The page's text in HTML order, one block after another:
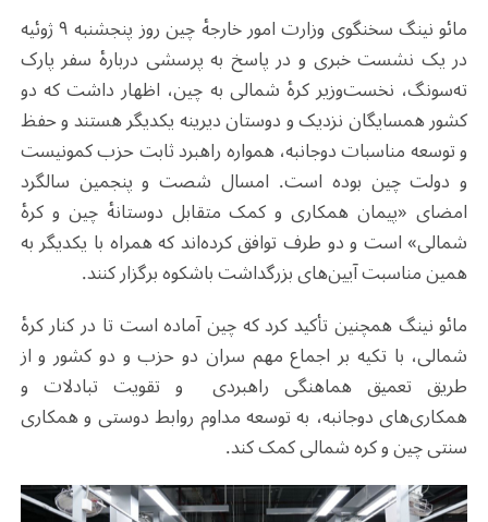
مائو نینگ سخنگوی وزارت امور خارجهٔ چین روز پنجشنبه ۹ ژوئیه
در یک نشست خبری و در پاسخ به پرسشی دربارهٔ سفر پارک
ته‌سونگ، نخست‌وزیر کرهٔ شمالی به چین، اظهار داشت که دو
کشور همسایگان نزدیک و دوستان دیرینه یکدیگر هستند و حفظ
و توسعه مناسبات دوجانبه، همواره راهبرد ثابت حزب کمونیست
و دولت چین بوده است. امسال شصت و پنجمین سالگرد
امضای «پیمان همکاری و کمک متقابل دوستانهٔ چین و کرهٔ
شمالی» است و دو طرف توافق کرده‌اند که همراه با یکدیگر به
همین مناسبت آیین‌های بزرگداشت باشکوه برگزار کنند.
مائو نینگ همچنین تأکید کرد که چین آماده است تا در کنار کرهٔ
شمالی، با تکیه بر اجماع مهم سران دو حزب و دو کشور و از
طریق تعمیق هماهنگی راهبردی و تقویت تبادلات و
همکاری‌های دوجانبه، به توسعه مداوم روابط دوستی و همکاری
سنتی چین و کره شمالی کمک کند.